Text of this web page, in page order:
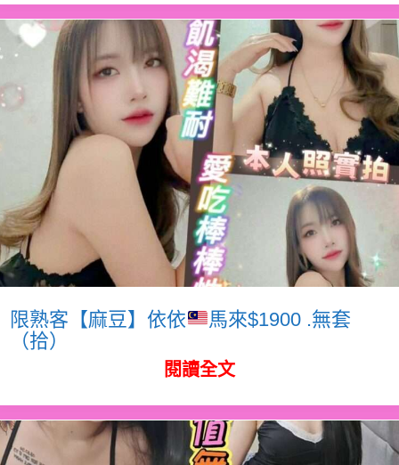
限熟客【麻豆】依依
馬來$1900 .無套
（拾）
閱讀全文